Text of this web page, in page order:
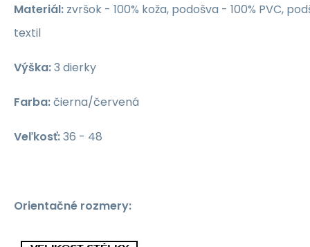
Materiál: zvršok - 100% koža, podošva - 100% PVC,
textil
Výška:3 dierky
Farba:čierna/červená
Veľkosť:36 - 48
Orientačné rozmery: